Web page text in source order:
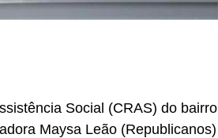
Social (CRAS) do bairro
Maysa Leão (Republicanos)